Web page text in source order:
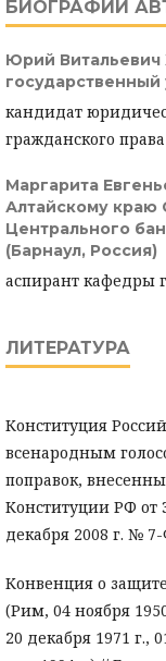
БИОГРАФИИ
Юрий Витальевич
государственный
кандидат
гражданского права
Маргарита
Алтайскому краю
Центрального
(Барнаул, Россия)
аспирант кафедры
ЛИТЕРАТУРА
Конституция
всенародным
поправок,
Конституции РФ от
декабря 2008 г. №
Конвенция о
(Рим, 04 ноября
20 декабря 1971 г.,